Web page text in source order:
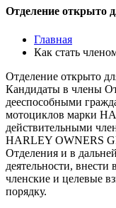
Отделение открыто
Главная
Как стать
Отделение открыто
Кандидаты в члены
дееспособными
мотоциклов марки
действительными
HARLEY OWNERS
Отделения и в
деятельности, внести
членские и целевые
порядку.